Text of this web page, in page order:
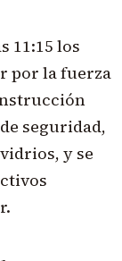
11:15 los
por la fuerza
seguridad,
y se